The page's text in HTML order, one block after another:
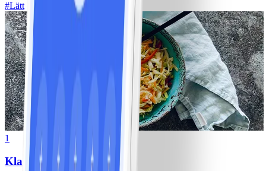
#Lätt
1
Klassisk vitkålssallad